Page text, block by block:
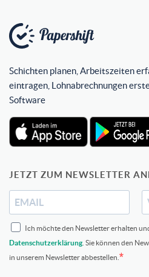
Schichten planen, Arbeitszeiten
eintragen, Lohnabrechnungen
Software
JETZT ZUM NEWSLETTER
Ich möchte den Newsletter erhalten
Datenschutzerklärung . Sie können den
in unserem Newsletter abbestellen.